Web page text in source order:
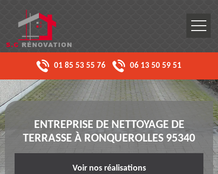
01 85 53 55 76 06 13 50 59 51
ENTREPRISE DE NETTOYAGE DE
TERRASSE À RONQUEROLLES 95340
Voir nos réalisations